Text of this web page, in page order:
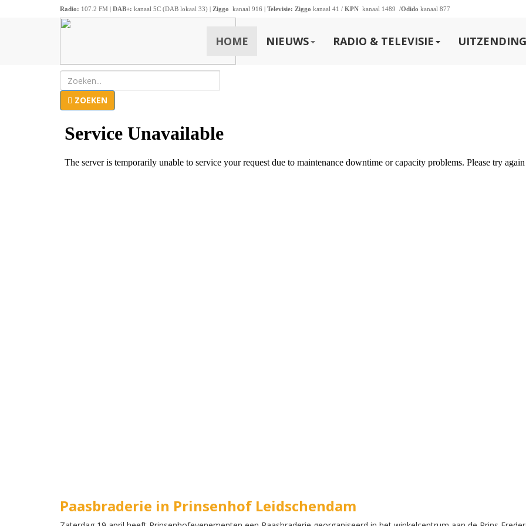
Radio: 107.2 FM | DAB+: kanaal 5C (DAB lokaal 33) | Ziggo kanaal 916 | Televisie: Ziggo kanaal 41 / KPN kanaal 1489 /Odido kanaal 877
HOME NIEUWS RADIO & TELEVISIE
ZOEKEN
Paasbraderie in Prinsenhof Leidschendam